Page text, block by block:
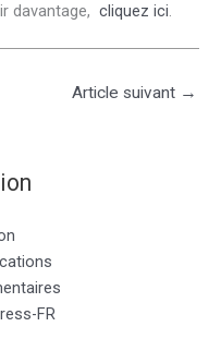
davantage, cliquez ici.
Article suivant →
FR